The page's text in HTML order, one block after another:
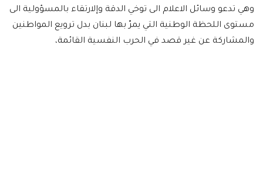
وهي تدعو وسائل الاعلام الى توخي الدقة وإلارتقاء بالمسؤولية الى
مستوى اللحظة الوطنية التي يمرّ بها لبنان بدل ترويع المواطنين
والمشاركة عن غير قصد في الحرب النفسية القائمة،